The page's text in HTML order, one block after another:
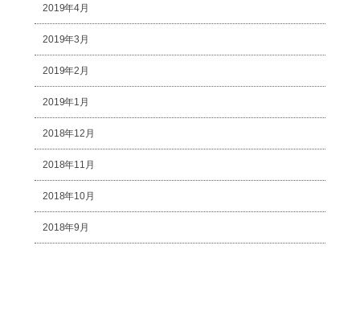
2019年4月
2019年3月
2019年2月
2019年1月
2018年12月
2018年11月
2018年10月
2018年9月